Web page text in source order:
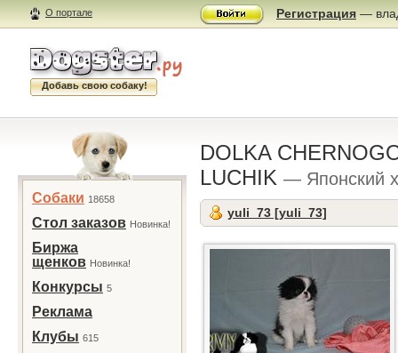
О портале Регистрация —
Добавь свою собаку!
Собаки 18658
Стол заказов Новинка!
Биржа
щенков Новинка!
Конкурсы 5
Реклама
Клубы 615
DOLKA
LUCHIK — Японский
yuli_73 [yuli_73]